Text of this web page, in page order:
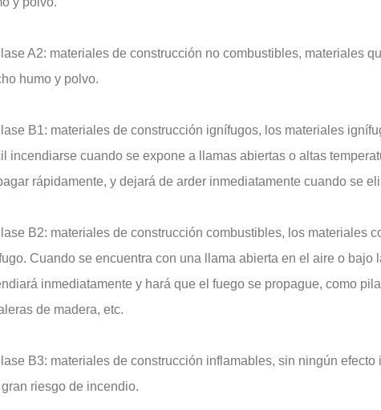
A2: materiales de construcción no combustibles, materiales
humo y polvo.
B1: materiales de construcción ignífugos, los materiales
incendiarse cuando se expone a llamas abiertas o altas
rápidamente, y dejará de arder inmediatamente cuando se
B2: materiales de construcción combustibles, los materiales
Cuando se encuentra con una llama abierta en el aire o bajo
inmediatamente y hará que el fuego se propague, como
de madera, etc.
B3: materiales de construcción inflamables, sin ningún
riesgo de incendio.